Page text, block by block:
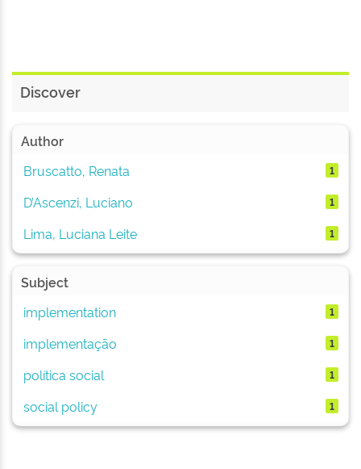
Discover
Author
Bruscatto, Renata
1
D’Ascenzi, Luciano 1
Lima, Luciana Leite 1
Subject
implementation
1
implementação 1
política social 1
social policy 1